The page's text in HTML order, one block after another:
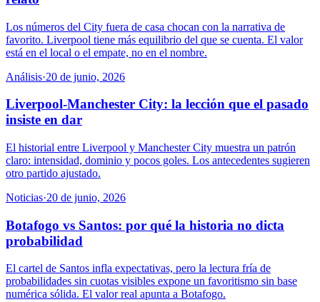
Los números del City fuera de casa chocan con la narrativa de
favorito. Liverpool tiene más equilibrio del que se cuenta. El valor
está en el local o el empate, no en el nombre.
Análisis·20 de junio, 2026
Liverpool-Manchester City: la lección que el pasado
insiste en dar
El historial entre Liverpool y Manchester City muestra un patrón
claro: intensidad, dominio y pocos goles. Los antecedentes sugieren
otro partido ajustado.
Noticias·20 de junio, 2026
Botafogo vs Santos: por qué la historia no dicta
probabilidad
El cartel de Santos infla expectativas, pero la lectura fría de
probabilidades sin cuotas visibles expone un favoritismo sin base
numérica sólida. El valor real apunta a Botafogo.